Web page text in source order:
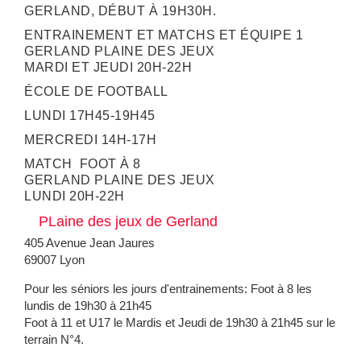
GERLAND, DÉBUT À 19H30H.
ENTRAINEMENT ET MATCHS ET ÉQUIPE 1
GERLAND PLAINE DES JEUX
MARDI ET JEUDI 20H-22H
ÉCOLE DE FOOTBALL
LUNDI 17H45-19H45
MERCREDI 14H-17H
MATCH FOOT À 8
GERLAND PLAINE DES JEUX
LUNDI 20H-22H
PLaine des jeux de Gerland
405 Avenue Jean Jaures
69007 Lyon
Pour les séniors les jours d'entrainements: Foot à 8 les
lundis de 19h30 à 21h45
Foot à 11 et U17 le Mardis et Jeudi de 19h30 à 21h45 sur le
terrain N°4.